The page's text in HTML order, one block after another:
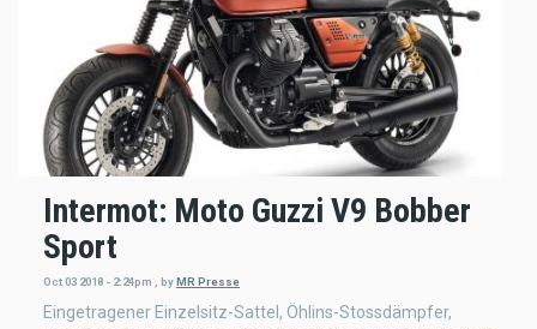
Intermot: Moto Guzzi V9 Bobber
Sport
Oct 03 2018 - 2:24pm , byMR Presse
Eingetragener Einzelsitz-Sattel, Öhlins-Stossdämpfer,